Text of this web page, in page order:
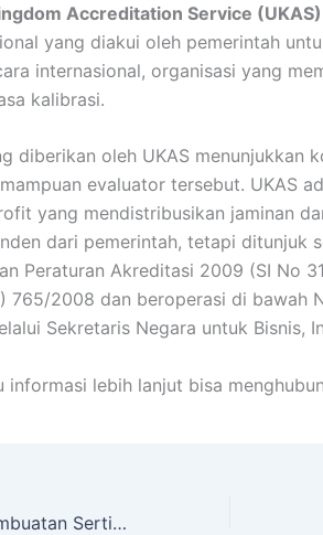
Accreditation Service (UKAS)
yang diakui oleh pemerintah
internasional, organisasi yang
kalibrasi.
diberikan oleh UKAS menunjukkan
evaluator tersebut. UKAS
yang mendistribusikan jaminan
dari pemerintah, tetapi ditunjuk
Peraturan Akreditasi 2009 (SI No
765/2008 dan beroperasi di bawah
Sekretaris Negara untuk Bisnis,
informasi lebih lanjut bisa
Panduan Untuk Pembuatan Sertifikasi ISO